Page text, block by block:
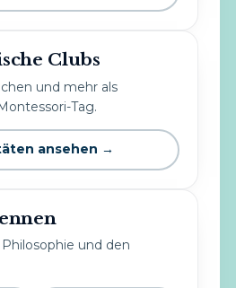
Clubs
und mehr als
Tag.
ansehen →
und den